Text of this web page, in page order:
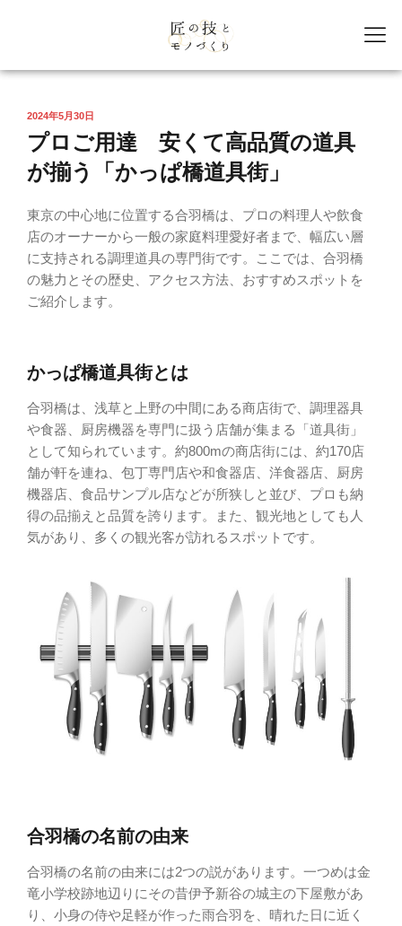
2024年5月30日
プロご用達 安くて高品質の道具
が揃う「かっぱ橋道具街」
東京の中心地に位置する合羽橋は、プロの料理人や飲食
店のオーナーから一般の家庭料理愛好者まで、幅広い層
に支持される調理道具の専門街です。ここでは、合羽橋
の魅力とその歴史、アクセス方法、おすすめスポットを
ご紹介します。
かっぱ橋道具街とは
合羽橋は、浅草と上野の中間にある商店街で、調理器具
や食器、厨房機器を専門に扱う店舗が集まる「道具街」
として知られています。約800mの商店街には、約170店
舗が軒を連ね、包丁専門店や和食器店、洋食器店、厨房
機器店、食品サンプル店などが所狭しと並び、プロも納
得の品揃えと品質を誇ります。また、観光地としても人
気があり、多くの観光客が訪れるスポットです。
合羽橋の名前の由来
合羽橋の名前の由来には2つの説があります。一つめは金
竜小学校跡地辺りにその昔伊予新谷の城主の下屋敷があ
り、小身の侍や足軽が作った雨合羽を、晴れた日に近く